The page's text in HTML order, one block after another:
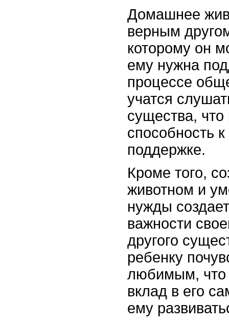
Домашнее
верным
которому он
ему нужна
процессе
учатся
существа,
способность
поддержке.
Кроме того,
животном и
нужды
важности
другого
ребенку
любимым, что
вклад в его
ему